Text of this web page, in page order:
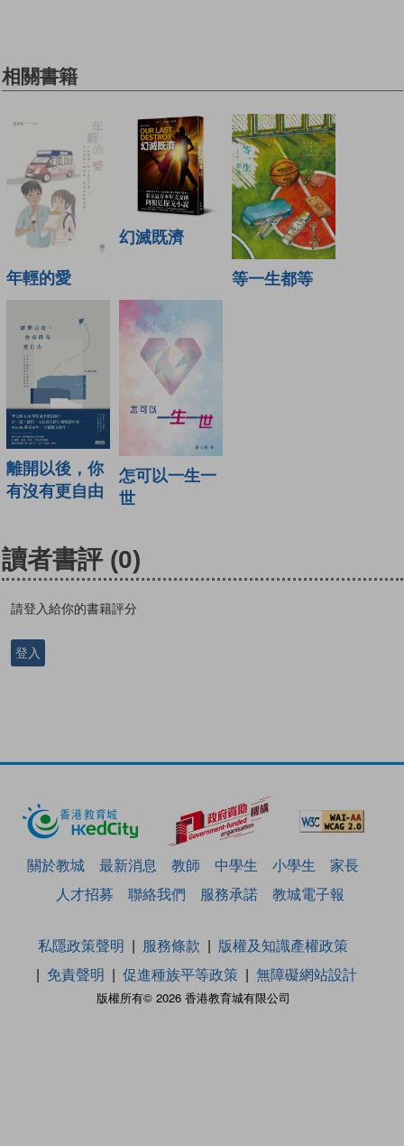
相關書籍
年輕的愛
幻滅既濟
等一生都等
離開以後，你
有沒有更自由
怎可以一生一
世
讀者書評 (0)
請登入給你的書籍評分
登入
關於教城 最新消息 教師 中學生 小學生
家長
人才招募
聯絡我們 服務承諾 教城電子報
版權所有© 2026 香港教育城有限公司
私隱政策聲明 服務條款
版權及知識產權政策
免責聲明
促進種族平等政策 無障礙網站設計